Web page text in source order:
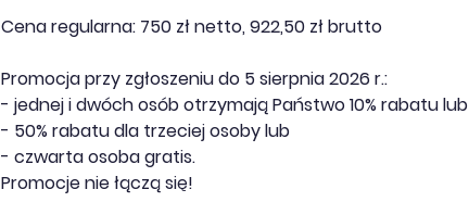
Cena regularna: 750 zł netto, 922,50 zł brutto
Promocja przy zgłoszeniu do 5 sierpnia 2026 r.:
- jednej i dwóch osób otrzymają Państwo 10% rabatu lub
- 50% rabatu dla trzeciej osoby lub
- czwarta osoba gratis.
Promocje nie łączą się!